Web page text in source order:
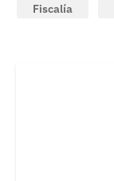
Fiscalía